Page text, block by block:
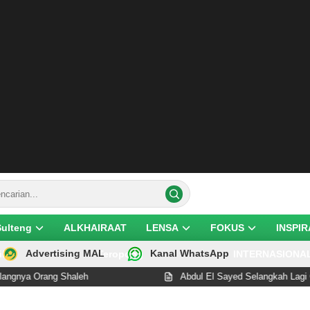
ALKHAIRAAT LENSA FOKUS
Teropong
Advertising MAL Kanal WhatsApp
Orang Shaleh Abdul El Sayed Selangkah Lagi